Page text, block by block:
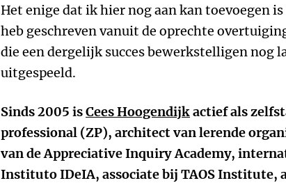
Het enige dat ik hier nog aan kan toevoegen
heb geschreven vanuit de oprechte
die een dergelijk succes bewerkstelligen nog
uitgespeeld.
Sinds 2005 isCees Hoogendijkactief als
professional (ZP), architect van lerende
van de Appreciative Inquiry Academy,
Instituto IDeIA, associate bij TAOS Institute,